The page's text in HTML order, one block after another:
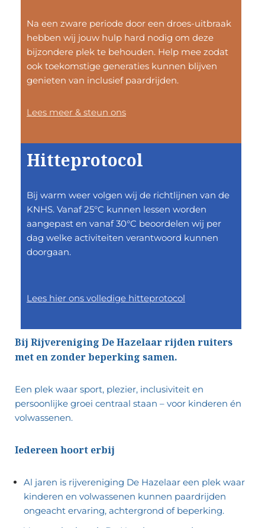
Na een zware periode door een droes-uitbraak
hebben wij jouw hulp hard nodig om deze
bijzondere plek te behouden. Help mee zodat
ook toekomstige generaties kunnen blijven
genieten van inclusief paardrijden.
Lees meer & steun ons
Hitteprotocol
Bij warm weer volgen wij de richtlijnen van de
KNHS. Vanaf 25°C kunnen lessen worden
aangepast en vanaf 30°C beoordelen wij per
dag welke activiteiten verantwoord kunnen
doorgaan.
Lees hier ons volledige hitteprotocol
Bij Rijvereniging De Hazelaar rijden ruiters
met en zonder beperking samen.
Een plek waar sport, plezier, inclusiviteit en
persoonlijke groei centraal staan – voor kinderen én
volwassenen.
Iedereen hoort erbij
Al jaren is rijvereniging De Hazelaar een plek waar
kinderen en volwassenen kunnen paardrijden
ongeacht ervaring, achtergrond of beperking.